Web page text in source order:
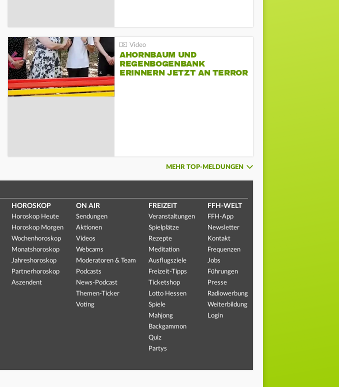
AHORNBAUM UND
REGENBOGENBANK
ERINNERN JETZT AN TERROR
MEHR TOP-MELDUNGEN
HOROSKOP
Horoskop Heute
Horoskop Morgen
Wochenhoroskop
Monatshoroskop
Jahreshoroskop
Partnerhoroskop
Aszendent
ON AIR
Sendungen
Aktionen
Videos
Webcams
Moderatoren & Team
Podcasts
News-Podcast
Themen-Ticker
Voting
FREIZEIT
Veranstaltungen
Spielplätze
Rezepte
Meditation
Ausflugsziele
Freizeit-Tipps
Ticketshop
Lotto Hessen
Spiele
Mahjong
Backgammon
Quiz
Partys
FFH-WELT
FFH-App
Newsletter
Kontakt
Frequenzen
Jobs
Führungen
Presse
Radiowerbung
Weiterbildung
Login